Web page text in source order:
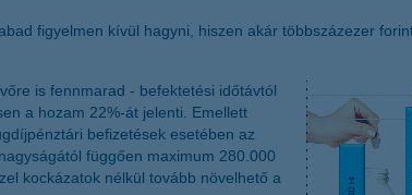
figyelmen kívül hagyni, hiszen akár többszázezer
is fennmarad - befektetési időtávtól
a hozam 22%-át jelenti. Emellett
befizetések esetében az
függően maximum 280.000
kockázatok nélkül tovább növelhető a